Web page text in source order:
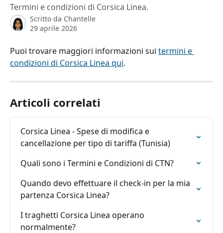
Termini e condizioni di Corsica Linea.
Scritto da Chantelle
29 aprile 2026
Puoi trovare maggiori informazioni sui termini e
condizioni di Corsica Linea qui.
Articoli correlati
Corsica Linea - Spese di modifica e
cancellazione per tipo di tariffa (Tunisia)
Quali sono i Termini e Condizioni di CTN?
Quando devo effettuare il check-in per la mia
partenza Corsica Linea?
I traghetti Corsica Linea operano
normalmente?